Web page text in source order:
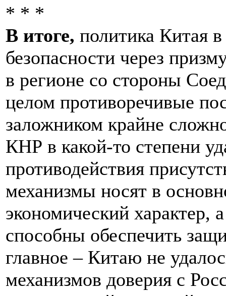
* * *
В итоге, политика Китая
безопасности через
в регионе со стороны
целом противоречивые
заложником крайне
КНР в какой-то степени
противодействия
механизмы носят в
экономический характер,
способны обеспечить
главное – Китаю не
механизмов доверия с